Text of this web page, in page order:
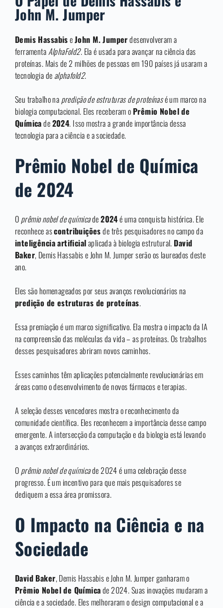
John M. Jumper
Demis HassabiseJohn M. Jumperdesenvolveram a
ferramenta AlphaFold2. Ela é usada para avançar na ciência das
proteínas. Mais de 2 milhões de pessoas em 190 países já usaram a
tecnologia de alphafold2.
Seu trabalho na predição de estruturas de proteínasé um marco na
biologia computacional. Eles receberam o Prêmio Nobel de
Químicade2024. Isso mostra a grande importância dessa
tecnologia para a ciência e a sociedade.
Prêmio Nobel de Química
de 2024
O prêmio nobel de químicade2024é uma conquista histórica. Ele
reconhece ascontribuiçõesde três pesquisadores no campo da
inteligência artificialaplicada à biologia estrutural. David
Baker, Demis Hassabis e John M. Jumper serão os laureados deste
ano.
Eles são homenageados por seus avanços revolucionários na
predição de estruturas de proteínas.
Essa premiação é um marco significativo. Ela mostra o impacto da IA
na compreensão das moléculas da vida – as proteínas. Os trabalhos
desses pesquisadores abriram novos caminhos.
Esses caminhos têm aplicações potencialmente revolucionárias em
áreas como o desenvolvimento de novos fármacos e terapias.
A seleção desses vencedores mostra o reconhecimento da
comunidade científica. Eles reconhecem a importância desse campo
emergente. A intersecção da computação e da biologia está levando
a avanços extraordinários.
O prêmio nobel de químicade 2024 é uma celebração desse
progresso. É um incentivo para que mais pesquisadores se
dediquem a essa área promissora.
O Impacto na Ciência e na
Sociedade
David Baker, Demis Hassabis e John M. Jumper ganharam o
Prêmio Nobel de Químicade 2024. Suas inovações mudaram a
ciência e a sociedade. Eles melhoraram o design computacional e a